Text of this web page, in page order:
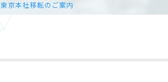
東京本社移転のご案内